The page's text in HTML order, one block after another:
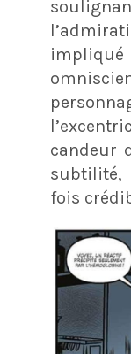
candeur
subtilité,
fois